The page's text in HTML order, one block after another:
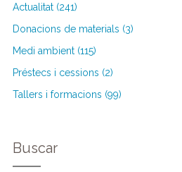
Actualitat (241)
Donacions de materials (3)
Medi ambient (115)
Préstecs i cessions (2)
Tallers i formacions (99)
Buscar